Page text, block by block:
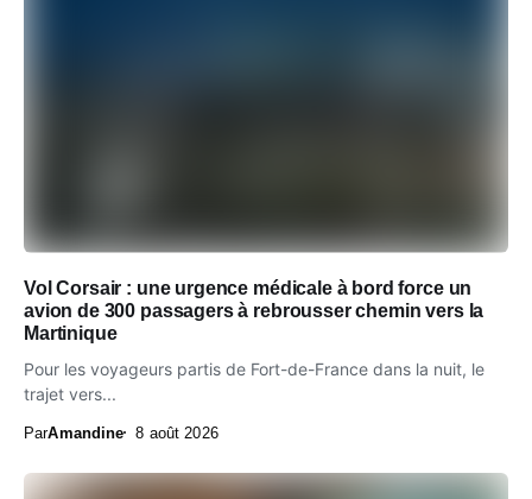
Vol Corsair : une urgence médicale à bord force un
avion de 300 passagers à rebrousser chemin vers la
Martinique
Pour les voyageurs partis de Fort-de-France dans la nuit, le
trajet vers...
ParAmandine 8 août 2026